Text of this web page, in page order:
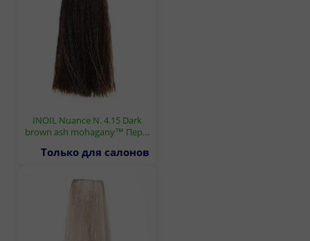
INOIL Nuance N. 4.15 Dark
brown ash mohagany™ Пер…
Только для салонов